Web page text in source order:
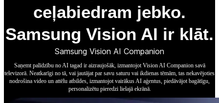
ceļabiedram jebko.
Samsung Vision AI ir klāt.
Samsung Vision AI Companion
Saņemt palīdzību no AI tagad ir aizraujošāk, izmantojot Vision AI Companion savā
televizorā. Neatkarīgi no tā, vai jautājat par savu saturu vai ikdienas tēmām, tas nekavējoties
nodrošina video un attēlu atbildes, izmantojot vairākus AI aģentus, piedāvājot bagātīgu,
personalizētu pieredzi lielajā ekrānā.